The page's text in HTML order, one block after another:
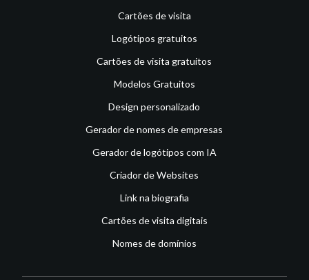
Cartões de visita
Logótipos gratuitos
Cartões de visita gratuitos
Modelos Gratuitos
Design personalizado
Gerador de nomes de empresas
Gerador de logótipos com IA
Criador de Websites
Link na biografia
Cartões de visita digitais
Nomes de domínios